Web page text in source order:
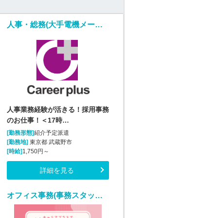
人事・総務(大手電機メーカー・人事部内での採用アシスタント業務)
人事業務経験が活きる！採用事務
のお仕事！＜17時…
[勤務形態]紹介予定派遣
[勤務地] 東京都 武蔵野市
[時給] 1,750円～
詳細を見る
オフィス事務(事務スタッフ/アルバイト採用)